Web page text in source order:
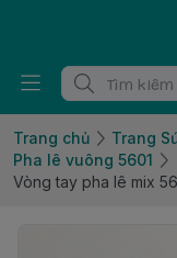
Trang chủ Trang
Pha lê vuông 5601
Vòng tay pha lê mix